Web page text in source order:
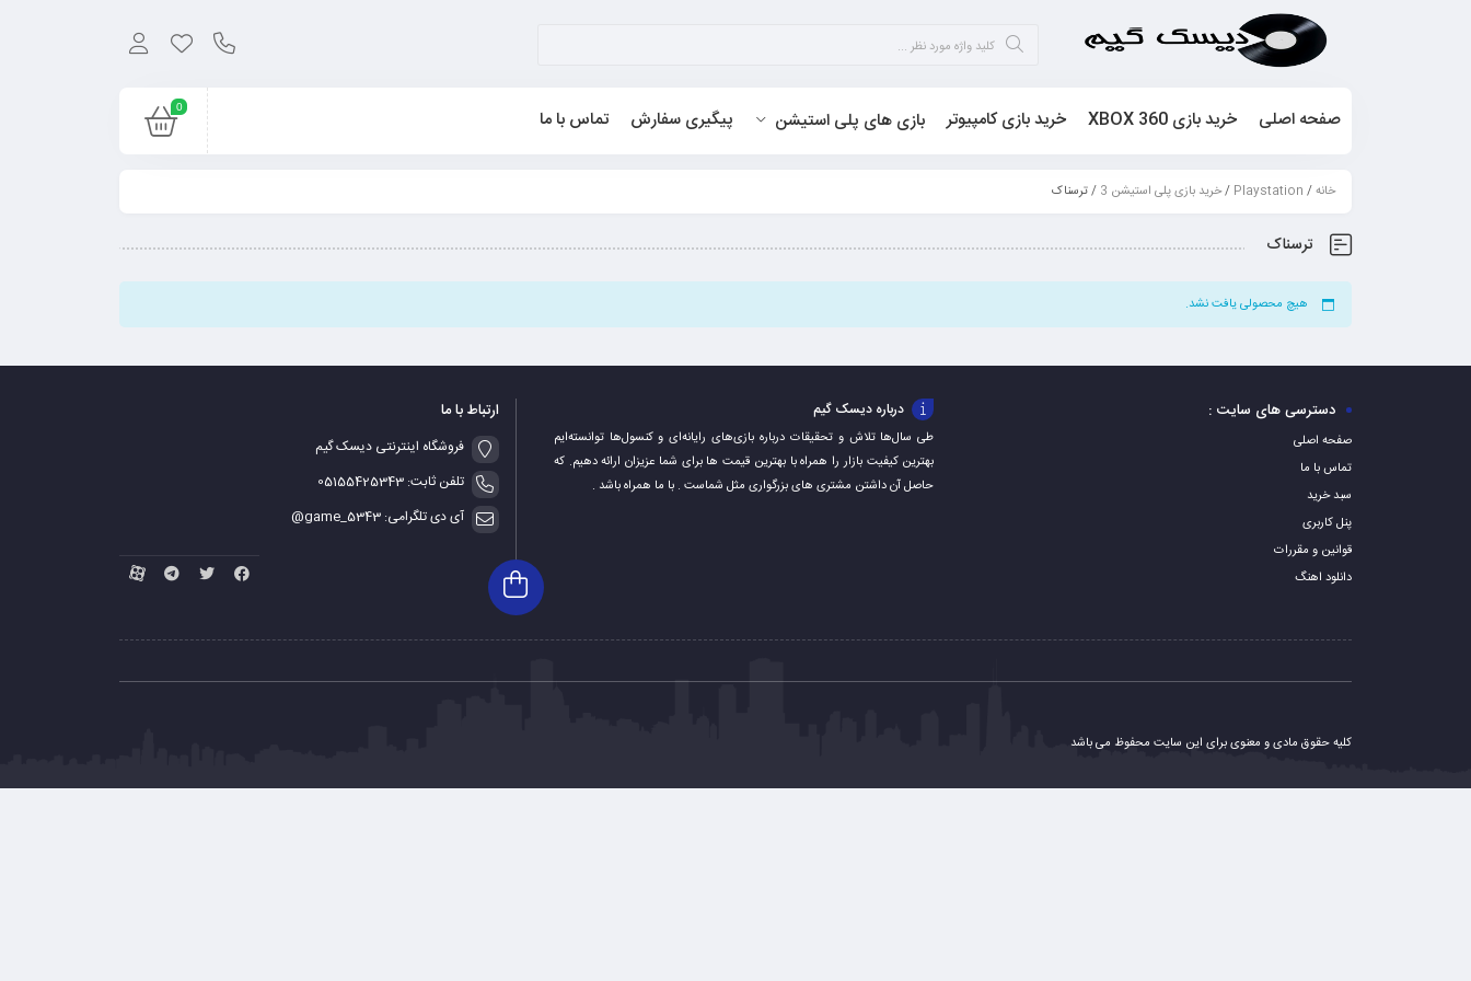
0 صفحه اصلی خرید بازی XBOX 360 خرید بازی کامپیوتر بازی های پلی استیشن پیگیری سفارش تماس با ما
خانه/
Playstation
/خرید بازی پلی استیشن 3 / ترسناک
ترسناک
هیچ محصولی یافت نشد.
دسترسی های سایت :
صفحه اصلی
تماس با ما
سبد خرید
پنل کاربری
قوانین و مقررات
دانلود اهنگ
درباره دیسک گیم
طی سال‌ها تلاش و تحقیقات درباره بازی‌های رایانه‌ای و کنسول‌ها توانسته‌ایم
بهترین کیفیت بازار را همراه با بهترین قیمت ها برای شما عزیزان ارائه دهیم. که
حاصل آن داشتن مشتری های بزرگواری مثل شماست . با ما همراه باشد .
ارتباط با ما
فروشگاه اینترنتی دیسک گیم
تلفن ثابت: 05155425343
آی دی تلگرامی: game_5343@
کلیه حقوق مادی و معنوی برای این سایت محفوظ می باشد